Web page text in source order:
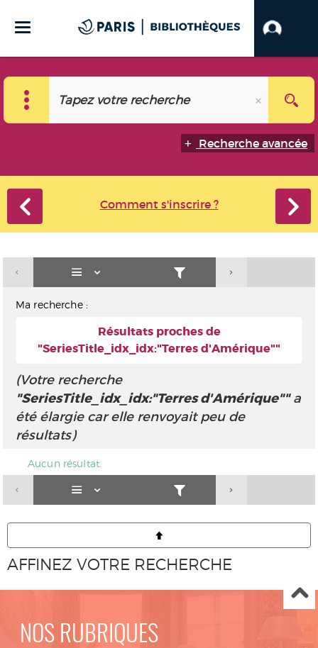
Recherche avancée
Comment s'inscrire ?
Ma recherche :
Résultats proches de
"SeriesTitle_idx_idx:"Terres d'Amérique""
(Votre recherche
"SeriesTitle_idx_idx:"Terres d'Amérique""a
été élargie car elle renvoyait peu de
résultats)
Aucun résultat.
AFFINEZ VOTRE RECHERCHE
NOS RUBRIQUES